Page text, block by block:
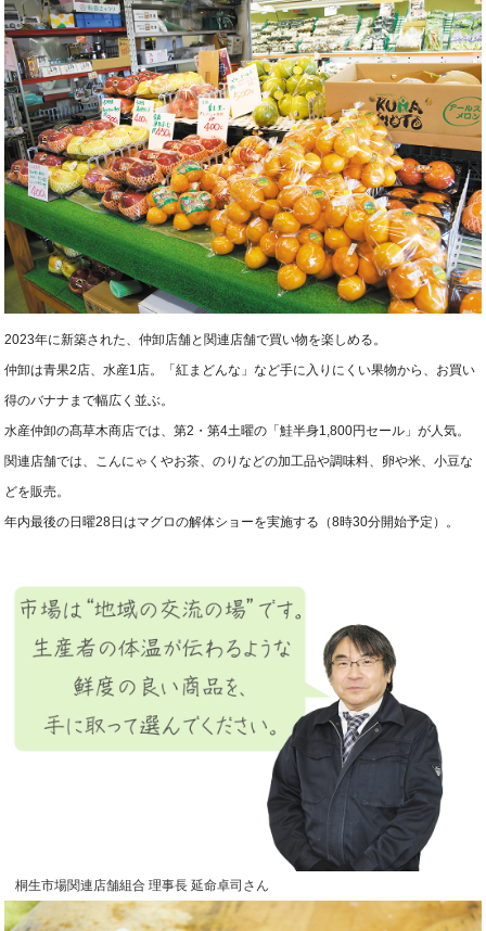
2023年に新築された、仲卸店舗と関連店舗で買い物を楽しめる。
仲卸は青果2店、水産1店。「紅まどんな」など手に入りにくい果物から、お買い
得のバナナまで幅広く並ぶ。
水産仲卸の髙草木商店では、第2・第4土曜の「鮭半身1,800円セール」が人気。
関連店舗では、こんにゃくやお茶、のりなどの加工品や調味料、卵や米、小豆な
どを販売。
年内最後の日曜28日はマグロの解体ショーを実施する（8時30分開始予定）。
桐生市場関連店舗組合 理事長 延命卓司さん